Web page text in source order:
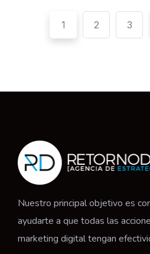
1 2 3
Nuestro principal objetivo es
ayudarte a que todas las
marketing digital tengan